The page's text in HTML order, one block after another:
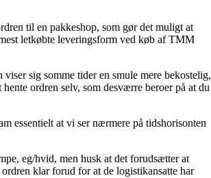
til en pakkeshop, som gør det muligt at
letkøbte leveringsform ved køb af TMM
sig somme tider en smule mere bekostelig,
ordren selv, som desværre beroer på at du
essentielt at vi ser nærmere på tidshorisonten
eg/hvid, men husk at det forudsætter at
klar forud for at de logistikansatte har